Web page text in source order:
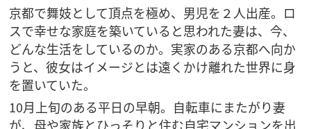
京都で舞妓として頂点を極め、男児を２人出産。ロ
スで幸せな家庭を築いていると思われた妻は、今、
どんな生活をしているのか。実家のある京都へ向か
うと、彼女はイメージとは遠くかけ離れた世界に身
を置いていた。
10月上旬のある平日の早朝。自転車にまたがり妻
が、母や家族とひっそりと住む自宅マンションを出